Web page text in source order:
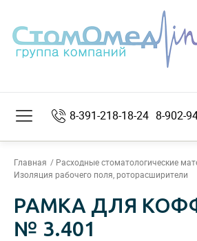
8-391-218-18-24 8-902-
Главная Расходные стоматологические
Изоляция рабочего поля, роторасширители
РАМКА ДЛЯ
№ 3.401